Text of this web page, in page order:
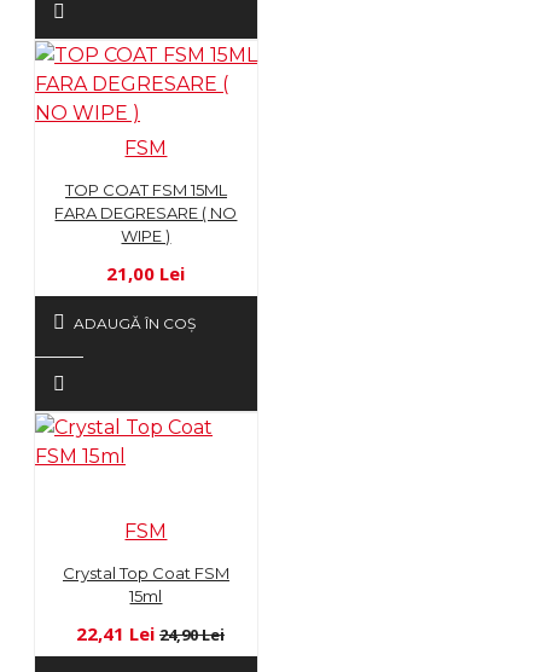
FSM
TOP COAT FSM 15ML
FARA DEGRESARE ( NO
WIPE )
21,00 Lei
ADAUGĂ ÎN COŞ
FSM
Crystal Top Coat FSM
15ml
22,41 Lei 24,90 Lei